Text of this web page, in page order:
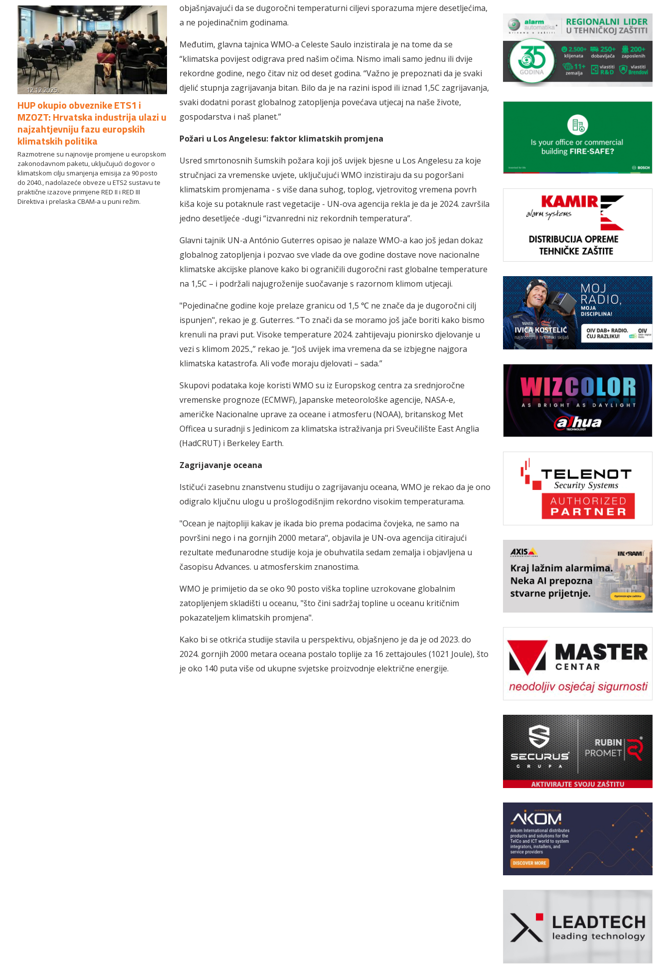
12.12.2025.
HUP okupio obveznike ETS1 i
MZOZT: Hrvatska industrija ulazi u
najzahtjevniju fazu europskih
klimatskih politika
Razmotrene su najnovije promjene u europskom
zakonodavnom paketu, uključujući dogovor o
klimatskom cilju smanjenja emisija za 90 posto
do 2040., nadolazeće obveze u ETS2 sustavu te
praktične izazove primjene RED II i RED III
Direktiva i prelaska CBAM-a u puni režim.
objašnjavajući da se dugoročni temperaturni ciljevi sporazuma mjere desetljećima,
a ne pojedinačnim godinama.
Međutim, glavna tajnica WMO-a Celeste Saulo inzistirala je na tome da se
“klimatska povijest odigrava pred našim očima. Nismo imali samo jednu ili dvije
rekordne godine, nego čitav niz od deset godina. “Važno je prepoznati da je svaki
djelić stupnja zagrijavanja bitan. Bilo da je na razini ispod ili iznad 1,5C zagrijavanja,
svaki dodatni porast globalnog zatopljenja povećava utjecaj na naše živote,
gospodarstva i naš planet.”
Požari u Los Angelesu: faktor klimatskih promjena
Usred smrtonosnih šumskih požara koji još uvijek bjesne u Los Angelesu za koje
stručnjaci za vremenske uvjete, uključujući WMO inzistiraju da su pogoršani
klimatskim promjenama - s više dana suhog, toplog, vjetrovitog vremena povrh
kiša koje su potaknule rast vegetacije - UN-ova agencija rekla je da je 2024. završila
jedno desetljeće -dugi “izvanredni niz rekordnih temperatura”.
Glavni tajnik UN-a António Guterres opisao je nalaze WMO-a kao još jedan dokaz
globalnog zatopljenja i pozvao sve vlade da ove godine dostave nove nacionalne
klimatske akcijske planove kako bi ograničili dugoročni rast globalne temperature
na 1,5C – i podržali najugroženije suočavanje s razornom klimom utjecaji.
"Pojedinačne godine koje prelaze granicu od 1,5 ℃ ne znače da je dugoročni cilj
ispunjen", rekao je g. Guterres. “To znači da se moramo još jače boriti kako bismo
krenuli na pravi put. Visoke temperature 2024. zahtijevaju pionirsko djelovanje u
vezi s klimom 2025.,” rekao je. “Još uvijek ima vremena da se izbjegne najgora
klimatska katastrofa. Ali vođe moraju djelovati – sada.”
Skupovi podataka koje koristi WMO su iz Europskog centra za srednjoročne
vremenske prognoze (ECMWF), Japanske meteorološke agencije, NASA-e,
američke Nacionalne uprave za oceane i atmosferu (NOAA), britanskog Met
Officea u suradnji s Jedinicom za klimatska istraživanja pri Sveučilište East Anglia
(HadCRUT) i Berkeley Earth.
Zagrijavanje oceana
Ističući zasebnu znanstvenu studiju o zagrijavanju oceana, WMO je rekao da je ono
odigralo ključnu ulogu u prošlogodišnjim rekordno visokim temperaturama.
"Ocean je najtopliji kakav je ikada bio prema podacima čovjeka, ne samo na
površini nego i na gornjih 2000 metara", objavila je UN-ova agencija citirajući
rezultate međunarodne studije koja je obuhvatila sedam zemalja i objavljena u
časopisu Advances. u atmosferskim znanostima.
WMO je primijetio da se oko 90 posto viška topline uzrokovane globalnim
zatopljenjem skladišti u oceanu, "što čini sadržaj topline u oceanu kritičnim
pokazateljem klimatskih promjena".
Kako bi se otkrića studije stavila u perspektivu, objašnjeno je da je od 2023. do
2024. gornjih 2000 metara oceana postalo toplije za 16 zettajoules (1021 Joule), što
je oko 140 puta više od ukupne svjetske proizvodnje električne energije.